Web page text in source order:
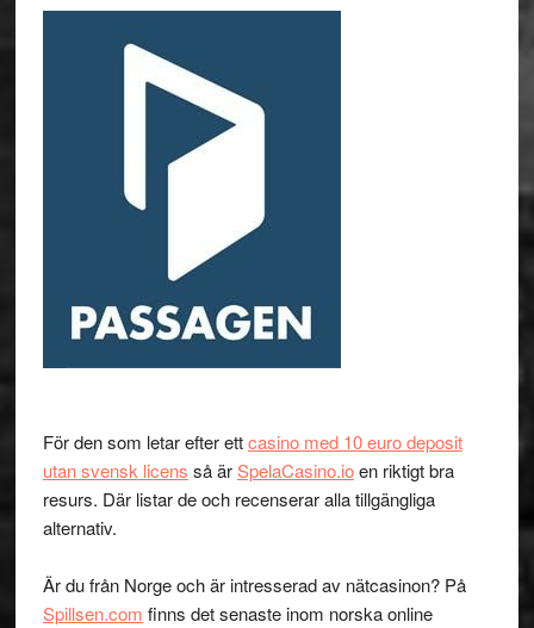
För den som letar efter ettcasino med 10 euro deposit
utan svensk licens så ärSpelaCasino.ioen riktigt bra
resurs. Där listar de och recenserar alla tillgängliga
alternativ.
Är du från Norge och är intresserad av nätcasinon? På
Spillsen.com finns det senaste inom norska online